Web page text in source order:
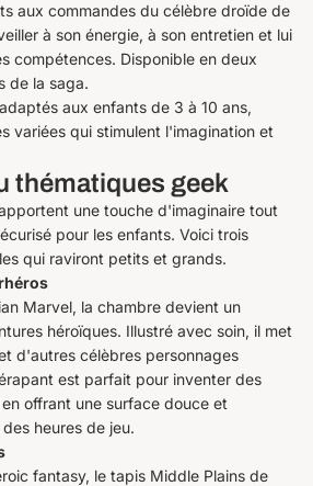
aux commandes du célèbre droïde de
à son énergie, à son entretien et lui
compétences. Disponible en deux
de la saga.
aux enfants de 3 à 10 ans,
variées qui stimulent l'imagination et
thématiques geek
une touche d'imaginaire tout
pour les enfants. Voici trois
qui raviront petits et grands.
Marvel, la chambre devient un
héroïques. Illustré avec soin, il met
d'autres célèbres personnages
est parfait pour inventer des
offrant une surface douce et
heures de jeu.
fantasy, le tapis Middle Plains de